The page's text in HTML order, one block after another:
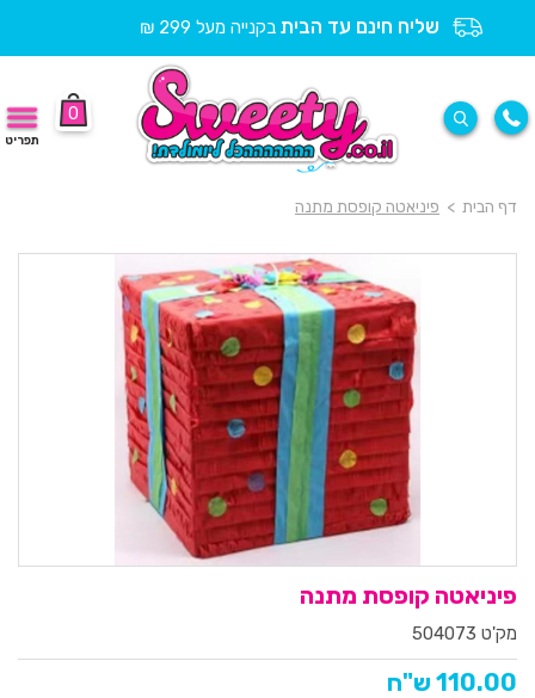
שליח חינם עד הבית בקנייה מעל 299 ₪
0
תפריט
דף הבית > פיניאטה קופסת מתנה
פיניאטה קופסת מתנה
מק'ט 504073
110.00 ש"ח